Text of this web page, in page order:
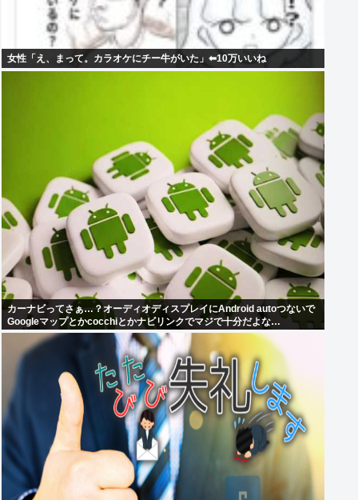
女性「え、まって。カラオケにチー牛がいた」⬅10万いいね
カーナビってさぁ…？オーディオディスプレイにAndroid autoつないで
Googleマップとかcocchiとかナビリンクでマジで十分だよな…